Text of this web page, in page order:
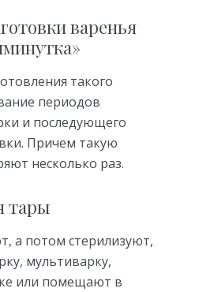
варенья
такого
периодов
и последующего
Причем такую
несколько раз.
тары
а потом стерилизуют,
мультиварку,
или помещают в